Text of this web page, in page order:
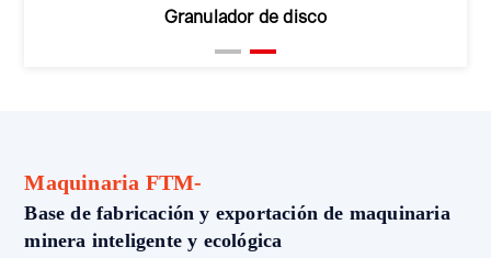
Granulador de disco
Maquinaria FTM-
Base de fabricación y exportación de maquinaria
minera inteligente y ecológica